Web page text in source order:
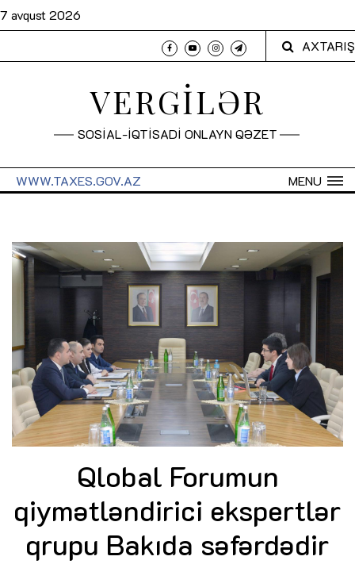
7 avqust 2026
AXTARIŞ
VERGİLƏR
SOSİAL-İQTİSADİ ONLAYN QƏZET
MENU
WWW.TAXES.GOV.AZ
Qlobal Forumun
qiymətləndirici ekspertlər
qrupu Bakıda səfərdədir